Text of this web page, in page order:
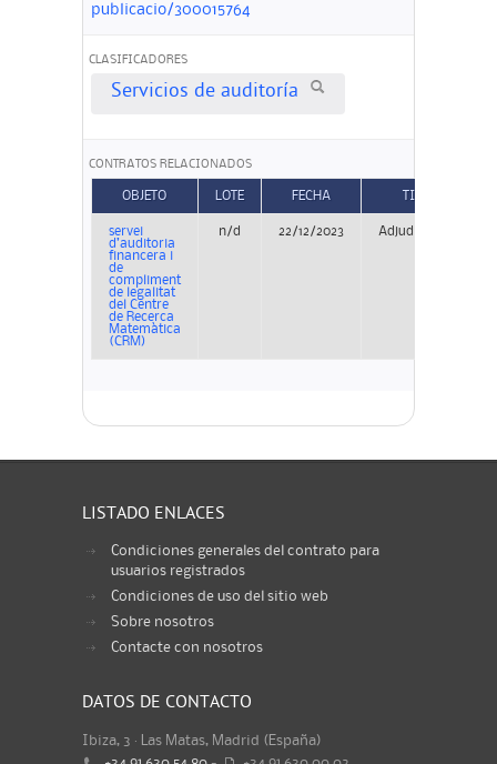
publicacio/300015764
CLASIFICADORES
Servicios de auditoría
CONTRATOS RELACIONADOS
OBJETO LOTE FECHA
servei
d’auditoria
financera i
de
compliment
de legalitat
del Centre
de Recerca
Matemàtica
(CRM)
n/d 22/12/2023 Adjudicación
LISTADO ENLACES
Condiciones generales del contrato para
usuarios registrados
Condiciones de uso del sitio web
Sobre nosotros
Contacte con nosotros
DATOS DE CONTACTO
Ibiza, 3 · Las Matas, Madrid (España)